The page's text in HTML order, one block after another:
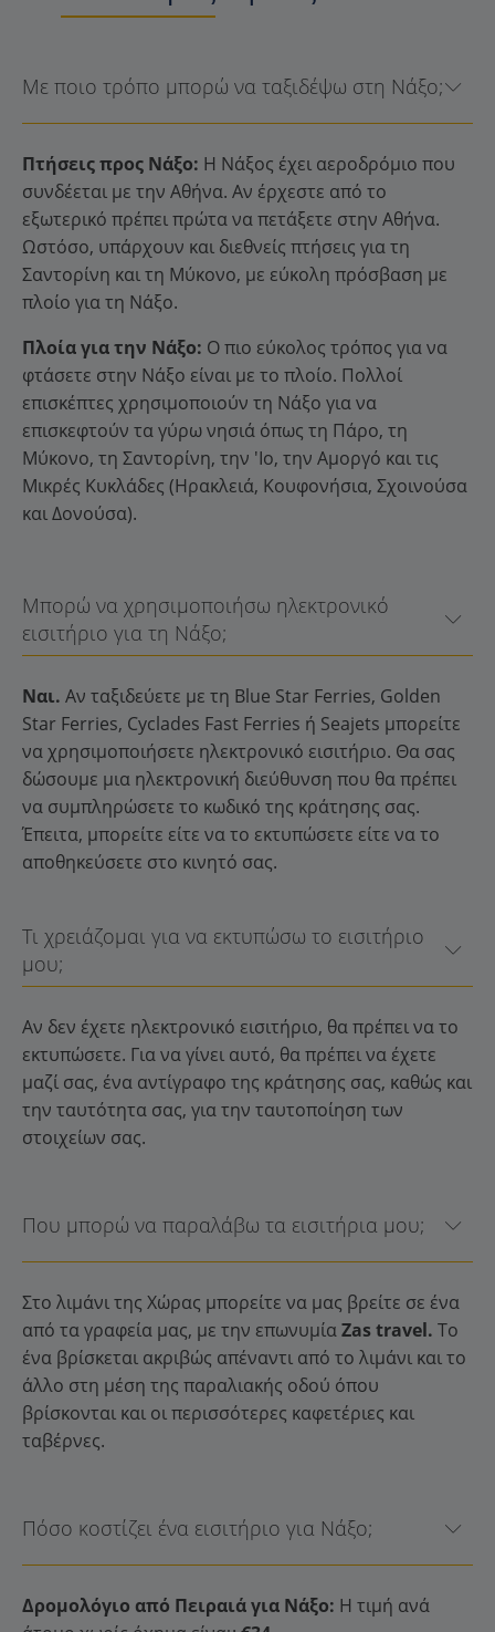
Με ποιο τρόπο μπορώ να ταξιδέψω στη Νάξο;
Πτήσεις προς Νάξο: Η Νάξος έχει αεροδρόμιο που
συνδέεται με την Αθήνα. Αν έρχεστε από το
εξωτερικό πρέπει πρώτα να πετάξετε στην Αθήνα.
Ωστόσο, υπάρχουν και διεθνείς πτήσεις για τη
Σαντορίνη και τη Μύκονο, με εύκολη πρόσβαση με
πλοίο για τη Νάξο.
Πλοία για την Νάξο: Ο πιο εύκολος τρόπος για να
φτάσετε στην Νάξο είναι με το πλοίο. Πολλοί
επισκέπτες χρησιμοποιούν τη Νάξο για να
επισκεφτούν τα γύρω νησιά όπως τη Πάρο, τη
Μύκονο, τη Σαντορίνη, την 'Ιο, την Αμοργό και τις
Μικρές Κυκλάδες (Ηρακλειά, Κουφονήσια, Σχοινούσα
και Δονούσα).
Μπορώ να χρησιμοποιήσω ηλεκτρονικό
εισιτήριο για τη Νάξο;
Ναι. Αν ταξιδεύετε με τη Blue Star Ferries, Golden
Star Ferries, Cyclades Fast Ferries ή Seajets μπορείτε
να χρησιμοποιήσετε ηλεκτρονικό εισιτήριο. Θα σας
δώσουμε μια ηλεκτρονική διεύθυνση που θα πρέπει
να συμπληρώσετε το κωδικό της κράτησης σας.
Έπειτα, μπορείτε είτε να το εκτυπώσετε είτε να το
αποθηκεύσετε στο κινητό σας.
Τι χρειάζομαι για να εκτυπώσω το εισιτήριο
μου;
Αν δεν έχετε ηλεκτρονικό εισιτήριο, θα πρέπει να το
εκτυπώσετε. Για να γίνει αυτό, θα πρέπει να έχετε
μαζί σας, ένα αντίγραφο της κράτησης σας, καθώς και
την ταυτότητα σας, για την ταυτοποίηση των
στοιχείων σας.
Που μπορώ να παραλάβω τα εισιτήρια μου;
Στο λιμάνι της Χώρας μπορείτε να μας βρείτε σε ένα
από τα γραφεία μας, με την επωνυμίαZas travel. Το
ένα βρίσκεται ακριβώς απέναντι από το λιμάνι και το
άλλο στη μέση της παραλιακής οδού όπου
βρίσκονται και οι περισσότερες καφετέριες και
ταβέρνες.
Πόσο κοστίζει ένα εισιτήριο για Νάξο;
Δρομολόγιο από Πειραιά για Νάξο: Η τιμή ανά